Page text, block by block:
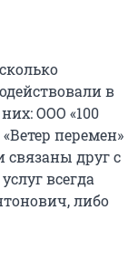
в
ООО «100
перемен»
друг с
всегда
либо